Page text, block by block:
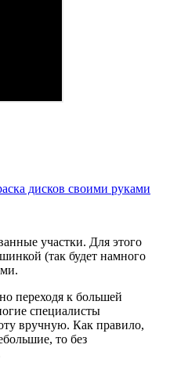
дисков своими руками
участки. Для этого
(так будет намного
переходя к большей
специалисты
вручную. Как правило,
то без